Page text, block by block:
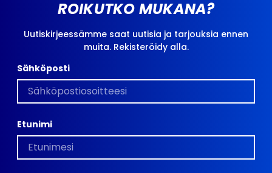
ROIKUTKO MUKANA?
Uutiskirjeessämme saat uutisia ja tarjouksia ennen
muita. Rekisteröidy alla.
Sähköposti
Etunimi